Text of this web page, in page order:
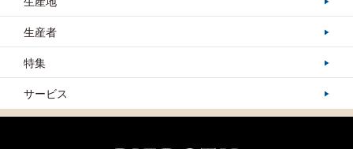
生産者
特集
サービス